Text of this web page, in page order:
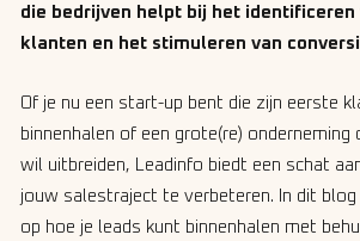
die bedrijven helpt bij het
klanten en het stimuleren van
Of je nu een start-up bent die zijn eerste
binnenhalen of een grote(re) onderneming
wil uitbreiden, Leadinfo biedt een schat
jouw salestraject te verbeteren. In dit blog
op hoe je leads kunt binnenhalen met